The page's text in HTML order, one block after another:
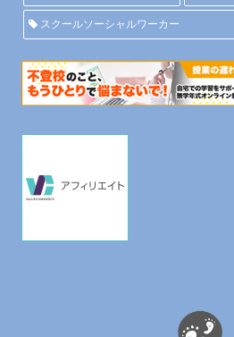
スクールソーシャルワーカー